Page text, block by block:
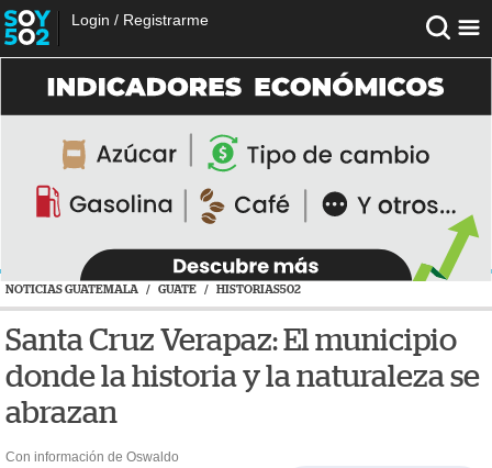
Login / Registrarme
NOTICIAS GUATEMALA / GUATE / HISTORIAS502
Santa Cruz Verapaz: El municipio
donde la historia y la naturaleza se
abrazan
Con información de Oswaldo